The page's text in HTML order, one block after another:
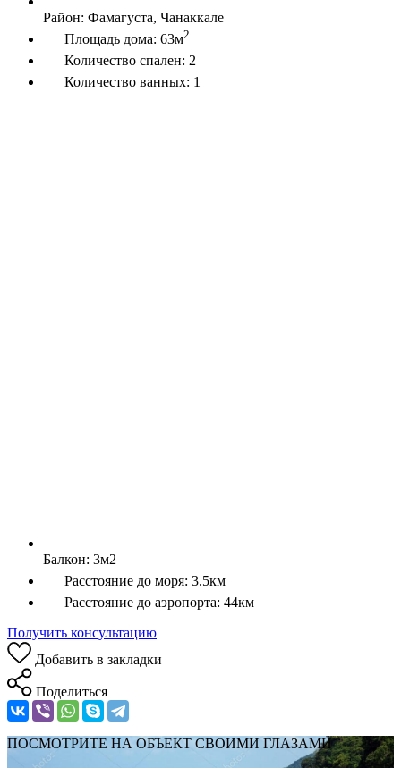
Район: Фамагуста, Чанаккале
Площадь дома: 63м2
Количество спален: 2
Количество ванных: 1
Балкон: 3м2
Расстояние до моря: 3.5км
Расстояние до аэропорта: 44км
Получить консультацию
Добавить в закладки
Поделиться
ПОСМОТРИТЕ НА ОБЪЕКТ СВОИМИ ГЛАЗАМИ